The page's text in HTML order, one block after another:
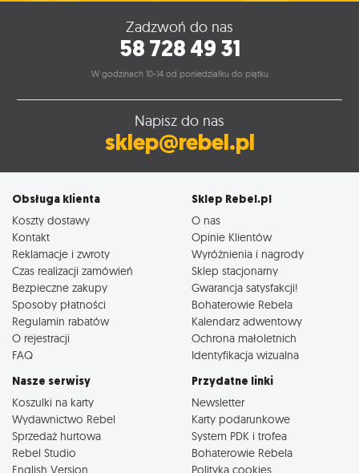
Zadzwoń do nas
58 728 49 31
W godzinach 10-14 od poniedziałku do piątku
Napisz do nas
sklep@rebel.pl
Obsługa klienta
Koszty dostawy
Kontakt
Reklamacje i zwroty
Czas realizacji zamówień
Bezpieczne zakupy
Sposoby płatności
Regulamin rabatów
O rejestracji
FAQ
Sklep Rebel.pl
O nas
Opinie Klientów
Wyróżnienia i nagrody
Sklep stacjonarny
Gwarancja satysfakcji!
Bohaterowie Rebela
Kalendarz adwentowy
Ochrona małoletnich
Identyfikacja wizualna
Nasze serwisy
Koszulki na karty
Wydawnictwo Rebel
Sprzedaż hurtowa
Rebel Studio
English Version
Przydatne linki
Newsletter
Karty podarunkowe
System PDK i trofea
Bohaterowie Rebela
Polityka cookies